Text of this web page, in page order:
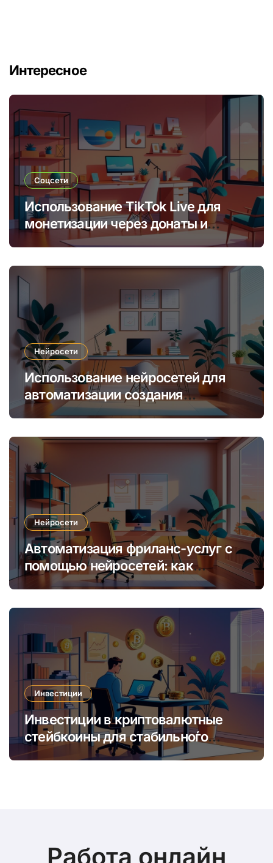
Интересное
Соцсети
Использование TikTok Live для
монетизации через донаты и
платные подписки
Нейросети
Использование нейросетей для
автоматизации создания
уникальных интернет-курсов и
Нейросети
Автоматизация фриланс-услуг с
помощью нейросетей: как
увеличить доход и сократить
Инвестиции
Инвестиции в криптовалютные
стейбкоины для стабильно́го
онлайн-заработка в условиях
Работа онлайн